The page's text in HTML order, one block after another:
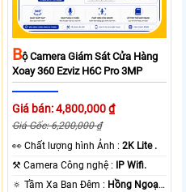
BỘ Camera Giám Sát Cửa Hàng
Xoay 360 Ezviz H6C Pro 3MP
Giá bán: 4,800,000 ₫
Giá Gốc: 6,200,000 ₫
️👀 Chất lượng hình Ảnh :2K Lite .
⚒ Camera Công nghệ :
IP Wifi.
🔅 Tầm Xa Ban Đêm : Hồng Ngoại